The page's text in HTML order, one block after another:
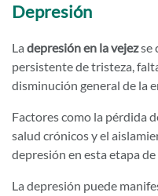
Depresión
La depresión en la vejezse
persistente de tristeza,
disminución general de la
Factores como la pérdida
salud crónicos y el
depresión en esta etapa de
La depresión puede